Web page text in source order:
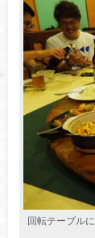
回転テーブル